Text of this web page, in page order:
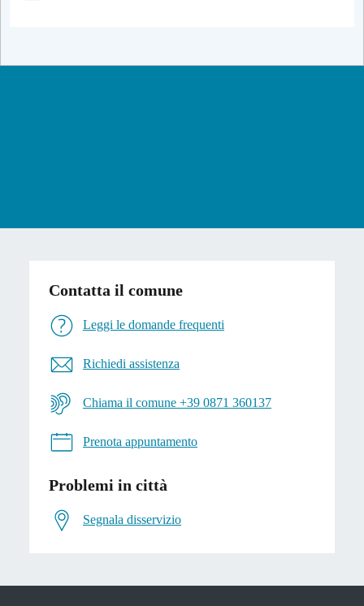
Contatta il comune
Leggi le domande frequenti
Richiedi assistenza
Chiama il comune +39 0871 360137
Prenota appuntamento
Problemi in città
Segnala disservizio